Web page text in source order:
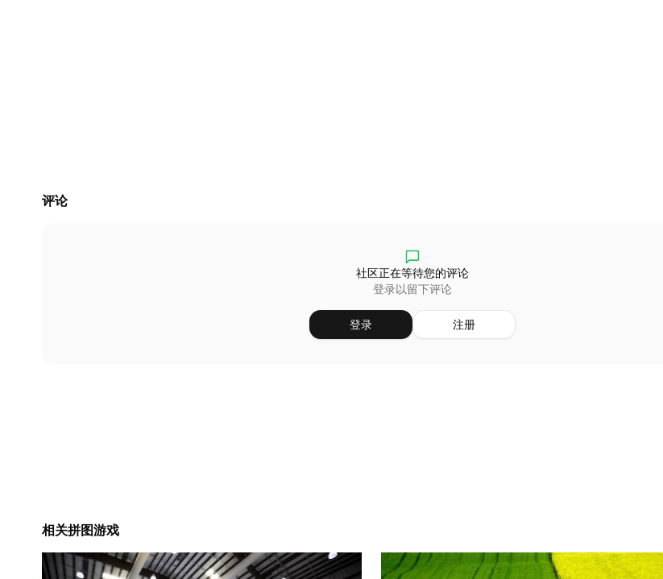
评论
社区正在等待您的评论
登录以留下评论
登录 注册
相关拼图游戏